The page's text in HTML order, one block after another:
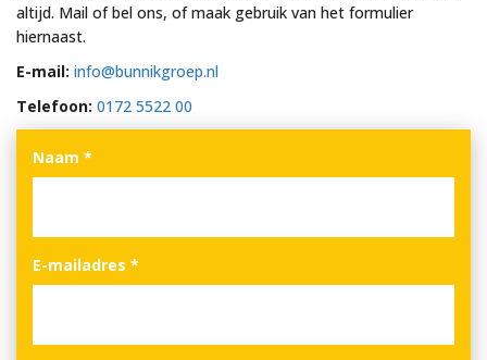
altijd. Mail of bel ons, of maak gebruik van het formulier
hiernaast.
E-mail: info@bunnikgroep.nl
Telefoon: 0172 5522 00
Naam *
E-mailadres *